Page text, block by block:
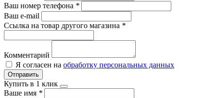
Ваш номер телефона *
Ваш e-mail
Ссылка на товар другого магазина *
Комментарий
Я согласен на обработку персональных данных
Отправить
Купить в 1 клик
Ваше имя *